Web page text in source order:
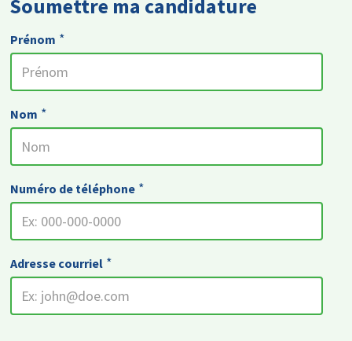
Soumettre ma candidature
Prénom *
Nom *
Numéro de téléphone *
Adresse courriel *